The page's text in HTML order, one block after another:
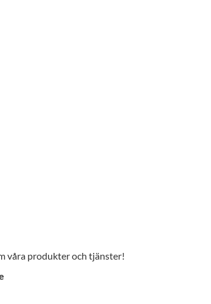
våra produkter och tjänster!